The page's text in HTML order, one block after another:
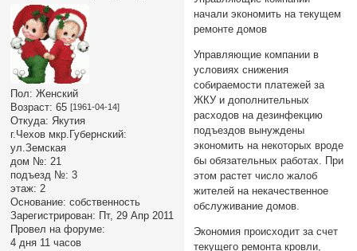
Пол: Женский
Возраст: 65 [1961-04-14]
Откуда: Якутия
г.Чехов мкр.Губернский:
ул.Земская
дом №: 21
подъезд №: 3
этаж: 2
Основание: собственность
Зарегистрирован: Пт, 29 Апр 2011
Провел на форуме:
4 дня 11 часов
начали экономить на текущем
ремонте домов
Управляющие компании в
условиях снижения
собираемости платежей за
ЖКУ и дополнительных
расходов на дезинфекцию
подъездов вынуждены
экономить на некоторых вроде
бы обязательных работах. При
этом растет число жалоб
жителей на некачественное
обслуживание домов.
Экономия происходит за счет
текущего ремонта кровли,